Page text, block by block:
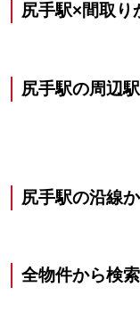
尻手駅×間取り
尻手駅の周辺
尻手駅の沿線
全物件から検